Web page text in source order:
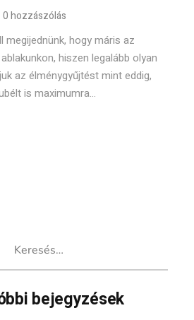
0 hozzászólás
megijednünk, hogy máris az
hiszen legalább olyan
az élménygyűjtést mint eddig,
is maximumra...
bejegyzések